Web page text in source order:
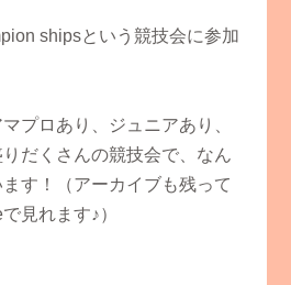
shipsという競技会に参加
プロあり、ジュニアあり、
だくさんの競技会で、なん
す！（アーカイブも残って
見れます♪）